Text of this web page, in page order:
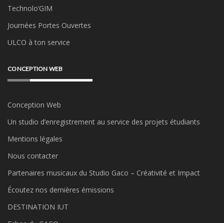
Technolo’GIM
Journées Portes Ouvertes
ULCO à ton service
CONCEPTION WEB
Conception Web
Un studio d’enregistrement au service des projets étudiants
Mentions légales
Nous contacter
Partenaires musicaux du Studio Gaco – Créativité et Impact
Écoutez nos dernières émissions
DESTINATION IUT